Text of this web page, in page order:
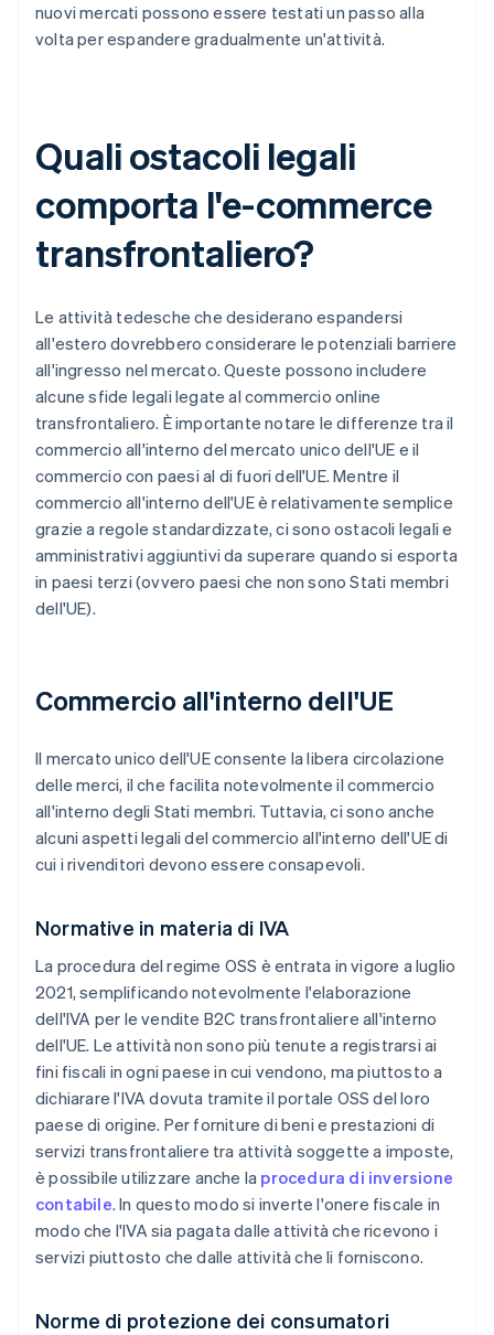
nuovi mercati possono essere testati un passo alla
volta per espandere gradualmente un'attività.
Quali ostacoli legali
comporta l'e-commerce
transfrontaliero?
Le attività tedesche che desiderano espandersi
all'estero dovrebbero considerare le potenziali barriere
all'ingresso nel mercato. Queste possono includere
alcune sfide legali legate al commercio online
transfrontaliero. È importante notare le differenze tra il
commercio all'interno del mercato unico dell'UE e il
commercio con paesi al di fuori dell'UE. Mentre il
commercio all'interno dell'UE è relativamente semplice
grazie a regole standardizzate, ci sono ostacoli legali e
amministrativi aggiuntivi da superare quando si esporta
in paesi terzi (ovvero paesi che non sono Stati membri
dell'UE).
Commercio all'interno dell'UE
Il mercato unico dell'UE consente la libera circolazione
delle merci, il che facilita notevolmente il commercio
all'interno degli Stati membri. Tuttavia, ci sono anche
alcuni aspetti legali del commercio all'interno dell'UE di
cui i rivenditori devono essere consapevoli.
Normative in materia di IVA
La procedura del regime OSS è entrata in vigore a luglio
2021, semplificando notevolmente l'elaborazione
dell'IVA per le vendite B2C transfrontaliere all'interno
dell'UE. Le attività non sono più tenute a registrarsi ai
fini fiscali in ogni paese in cui vendono, ma piuttosto a
dichiarare l'IVA dovuta tramite il portale OSS del loro
paese di origine. Per forniture di beni e prestazioni di
servizi transfrontaliere tra attività soggette a imposte,
è possibile utilizzare anche la procedura di inversione
contabile. In questo modo si inverte l'onere fiscale in
modo che l'IVA sia pagata dalle attività che ricevono i
servizi piuttosto che dalle attività che li forniscono.
Norme di protezione dei consumatori